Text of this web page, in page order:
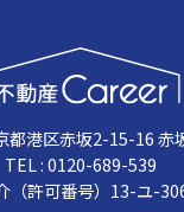
港区赤坂2-15-16 赤
TEL : 0120-689-539
（許可番号）13-ユ-